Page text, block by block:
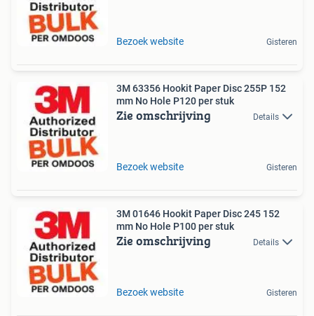
Bezoek website Gisteren
3M 63356 Hookit Paper Disc 255P 152
mm No Hole P120 per stuk
Zie omschrijving Details
Bezoek website Gisteren
3M 01646 Hookit Paper Disc 245 152
mm No Hole P100 per stuk
Zie omschrijving Details
Bezoek website Gisteren